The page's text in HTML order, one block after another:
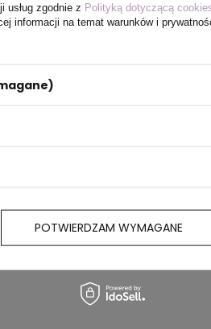
usług zgodnie z Polityką dotyczącą
informacji na temat warunków i
POTWIERDZAM WYMAGANE